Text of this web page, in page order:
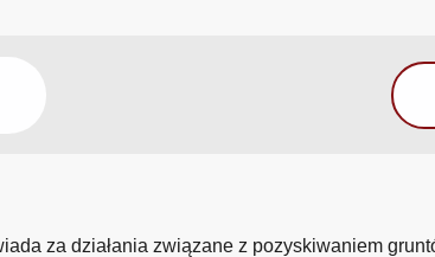
za działania związane z pozyskiwaniem